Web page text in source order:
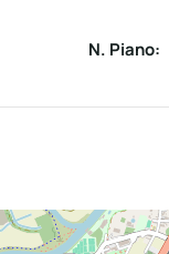
N. Piano: